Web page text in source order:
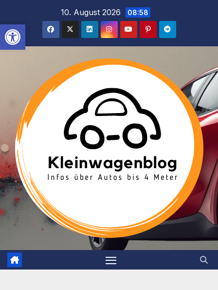
Werkzeugleiste öffnen
springen
10. August 2026 08:58